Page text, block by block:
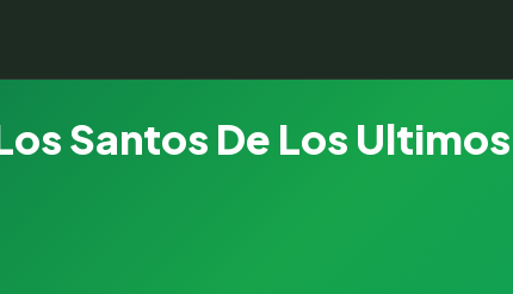
Santos De Los